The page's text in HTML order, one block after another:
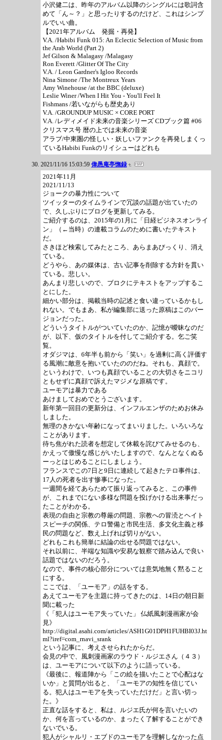
小沢健二は、昨年のアルバム以降のシングルには歌詞含
めて「ん～？」と思ったりするのだけど、これはシンプ
ルでいい曲。
【2021年アルバム 発掘・再発】
V.A. /Habibi Funk 015: An Eclectic Selection of Music from
the Arab World (Part 2)
Jef Gilson & Malagasy /Malagasy
Ron Everett /Glitter Of The City
V.A. / Leon Gardner's Igloo Records
Nina Simone /The Montreux Years
Amy Winehouse /at the BBC (deluxe)
Leslie Winer /When I Hit You - You'll Feel It
Fishmans /若いながらも歴史あり
V.A. /GROUNDUP MUSIC × CORE PORT
V.A. /レディメイド未来の音楽シリーズ CDブック篇 #06
クリスマス号 暦の上では未来の音楽
アラブ/中東圏の怪しい・妖しいファンクを再発しまくっ
ているHabibi Funkのリイシューはどれも
2021/11/16 15:03:59 偉愚庵亭憮録
2021年11月
2021/11/13
ジョークの暴力性について
ツイッターのタイムラインで冗談の話題が出ていたの
で、久しぶりにブログを更新してみる。
ご紹介するのは、2015年の1月に「日経ビジネスオンライ
ン」（←当時）の連載コラムのために書いたテキスト
だ。
さきほど検索してみたところ、あらまあびっくり、消え
ている。
どうやら、あの媒体は、古い記事を削除する方針を貫い
ている。悲しい。
あんまり悲しいので、ブロクにテキストをアップするこ
とにした。
細かい部分は、掲載当時の記述と食い違っているかもし
れない。でもまあ、私が編集部に送った原稿はこのバー
ジョンだった。
どういうタイトルがついていたのか、記憶が曖昧なのだ
が、以下、仮のタイトルを付してご紹介する。乞ご笑
覧。
オダジマは、6年半も前から「笑い」を過剰に高く評価す
る風潮に敵意を抱いていたののだね。それも、真顔で。
というわけで、いつも真顔でいることの大切さをニコリ
ともせずに真顔で訴えたマジメな原稿です。
ユーモアは暴力である
あけましておめでとうございます。
新年第一回目の更新分は、インフルエンザのためお休み
しました。
無理のきかない年齢になってまいりました。いろいろな
ことがあります。
待ち焦がれた読者を想定して休載を詫びてみせるのも、
かえって傲慢な感じがいたしますので、なんとなくぬる
ーっとはじめることにしましょう。
フランスでこの7日と9日に連続して起きたテロ事件は、
17人の死者を出す惨事になった。
一週間を経てあらためて振り返ってみると、この事件
が、これまでにない多様な問題を投げかける出来事だっ
たことがわかる。
表現の自由と宗教の尊厳の問題、宗教への冒涜とヘイト
スピーチの関係、テロ警備と市民生活、多文化主義と移
民の問題など、数え上げれば切りがない。
どれもこれも簡単に結論の出せる問題ではない。
それ以前に、半端な知識や安易な観察で踏み込んで良い
話題ではないのだろう。
なので、事件の核心部分については意気地無く黙ること
にする。
ここでは、「ユーモア」の話をする。
あえてユーモアを主題に持ってきたのは、14日の朝日新
聞に載った
《「犯人はユーモア失っていた」 仏紙風刺漫画家が会
見》
http://digital.asahi.com/articles/ASH1G01DPH1FUHBI03J.ht
ml?iref=com_rnavi_srank
という記事に、考えさせられたからだ。
会見の中で、風刺漫画家のラウド・ルジエさん（４３）
は、ユーモアについて以下のように語っている。
《最後に、報道陣から「この絵を描いたことで心配はな
いか」と質問が出ると、「ユーモアの知性を信じてい
る。犯人はユーモアを失っていただけだ」と言い切っ
た。》
正直な話をすると、私は、ルジエ氏が何を言いたいの
か、何を言っているのか、まったく了解することができ
ないでいる。
犯人がシャルリ・エブドのユーモアを理解しなかった点